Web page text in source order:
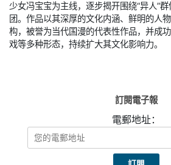
少女冯宝宝为主线，逐步揭开围绕“异人”
团。作品以其深厚的文化内涵、鲜明的人
构，被誉为当代国漫的代表性作品，并成
戏等多种形态，持续扩大其文化影响力。
訂閱電子報
電郵地址：